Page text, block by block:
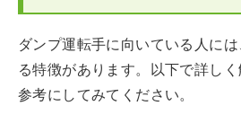
ダンプ運転手に向いている人に
る特徴があります。以下で詳しく
参考にしてみてください。